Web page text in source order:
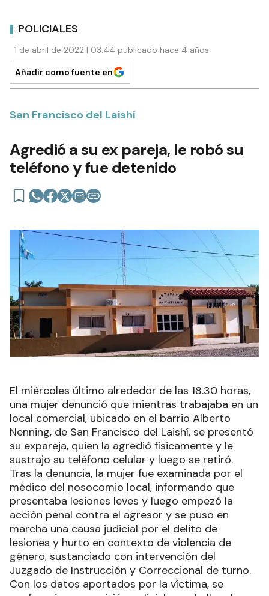
POLICIALES
1 de abril de 2022 | 03:44 publicado hace 4 años
Añadir como fuente en
San Francisco del Laishí
Agredió a su ex pareja, le robó su
teléfono y fue detenido
El miércoles último alrededor de las 18.30 horas,
una mujer denunció que mientras trabajaba en un
local comercial, ubicado en el barrio Alberto
Nenning, de San Francisco del Laishí, se presentó
su expareja, quien la agredió físicamente y le
sustrajo su teléfono celular y luego se retiró.
Tras la denuncia, la mujer fue examinada por el
médico del nosocomio local, informando que
presentaba lesiones leves y luego empezó la
acción penal contra el agresor y se puso en
marcha una causa judicial por el delito de
lesiones y hurto en contexto de violencia de
género, sustanciado con intervención del
Juzgado de Instrucción y Correccional de turno.
Con los datos aportados por la víctima, se